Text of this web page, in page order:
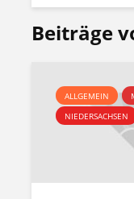
Beiträge
ALLGEMEIN
NIEDERSACHSEN